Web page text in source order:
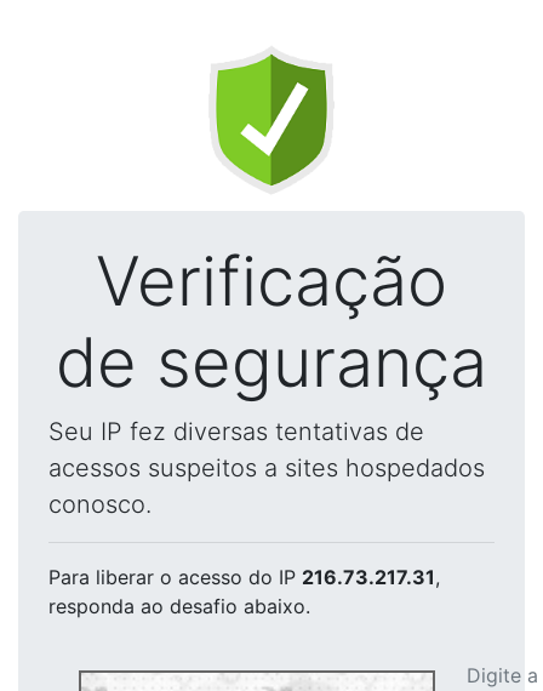
Verificação
de segurança
Seu IP fez diversas tentativas de
acessos suspeitos a sites hospedados
conosco.
Para liberar o acesso do IP 216.73.217.31,
responda ao desafio abaixo.
Digite